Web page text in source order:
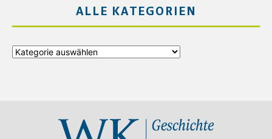
ALLE KATEGORIEN
Alle